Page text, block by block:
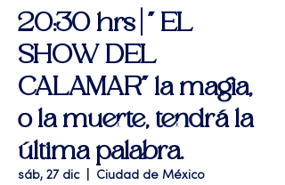
20:30 hrs | " EL
SHOW DEL
CALAMAR" la magia,
o la muerte, tendrá la
última palabra.
sáb, 27 dic
  |
Ciudad de México